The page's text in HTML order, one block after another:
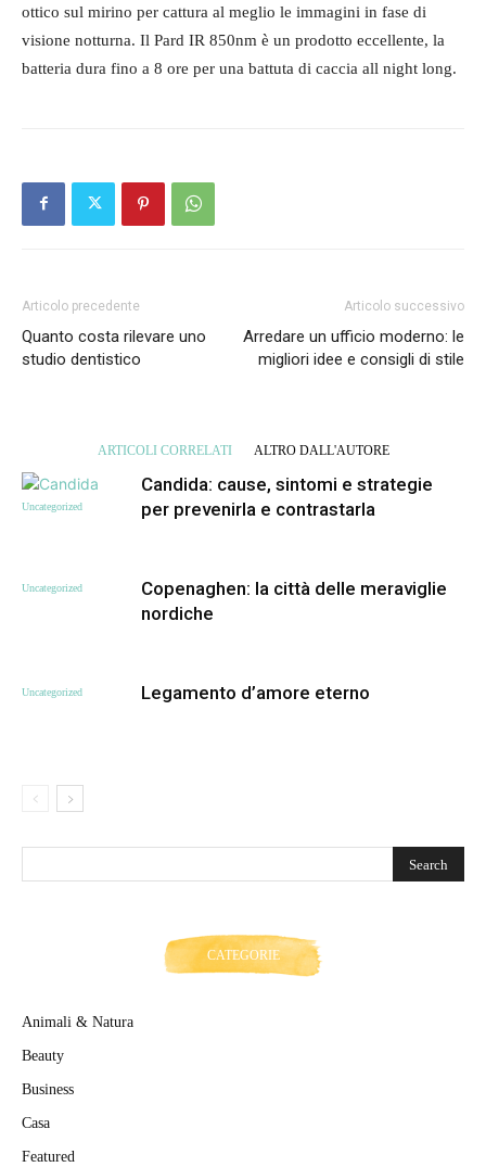
ottico sul mirino per cattura al meglio le immagini in fase di
visione notturna. Il Pard ‎IR 850nm è un prodotto eccellente, la
batteria dura fino a 8 ore per una battuta di caccia all night long.
Articolo precedente
Quanto costa rilevare uno
studio dentistico
Articolo successivo
Arredare un ufficio moderno: le
migliori idee e consigli di stile
ARTICOLI CORRELATI ALTRO DALL'AUTORE
Uncategorized
Candida: cause, sintomi e strategie
per prevenirla e contrastarla
Uncategorized
Copenaghen: la città delle meraviglie
nordiche
Uncategorized Legamento d’amore eterno
CATEGORIE
Animali & Natura
Beauty
Business
Casa
Featured